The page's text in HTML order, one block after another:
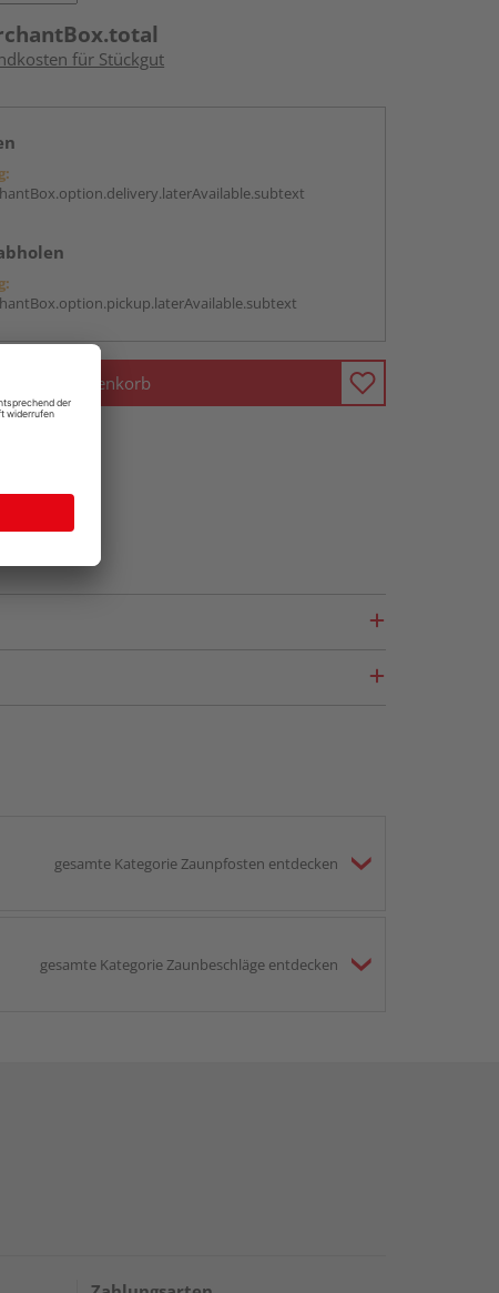
für Stückgut
In den Warenkorb
gesamte Kategorie Zaunpfosten entdecken
gesamte Kategorie Zaunbeschläge entdecken